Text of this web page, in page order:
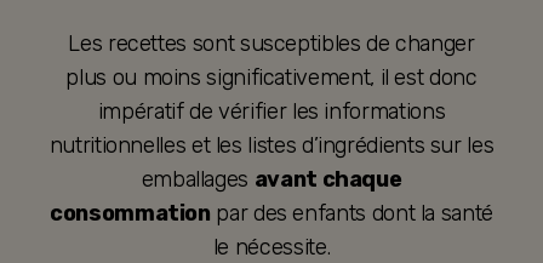
Les recettes sont susceptibles de changer
plus ou moins significativement, il est donc
impératif de vérifier les informations
nutritionnelles et les listes d’ingrédients sur les
emballages avant chaque
consommation par des enfants dont la santé
le nécessite.